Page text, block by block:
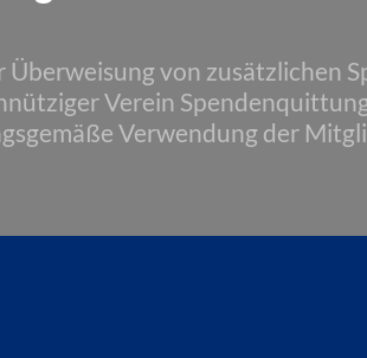
Überweisung von zusätzlichen
Verein
Verwendung der